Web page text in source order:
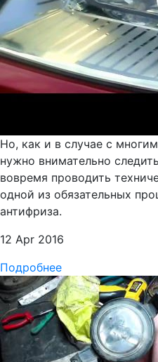
Но, как и в случае с
нужно внимательно
вовремя проводить
одной из обязательных
антифриза.
12 Apr 2016
Подробнее